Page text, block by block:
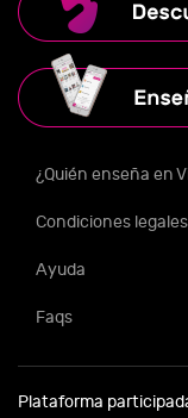
¿Quién enseña en
Condiciones legales
Ayuda
Faqs
Plataforma